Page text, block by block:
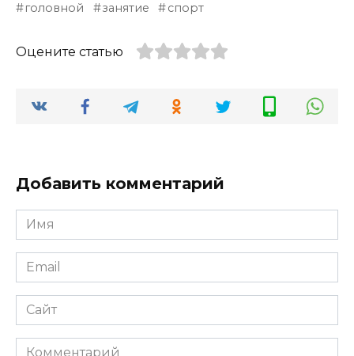
головной занятие спорт
Оцените статью
Добавить комментарий
Имя
*
Email
*
Сайт
Комментарий